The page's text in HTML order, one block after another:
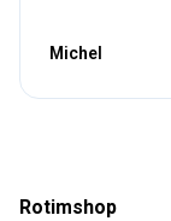
Michel
Rotimshop